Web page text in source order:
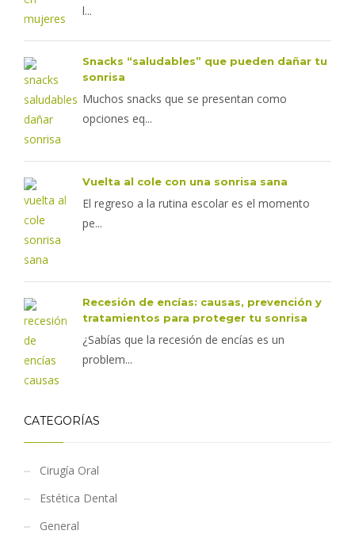
l...
Snacks “saludables” que pueden dañar tu
sonrisa
Muchos snacks que se presentan como
opciones eq...
Vuelta al cole con una sonrisa sana
El regreso a la rutina escolar es el momento
pe...
Recesión de encías: causas, prevención y
tratamientos para proteger tu sonrisa
¿Sabías que la recesión de encías es un
problem...
CATEGORÍAS
Cirugía Oral
Estética Dental
General